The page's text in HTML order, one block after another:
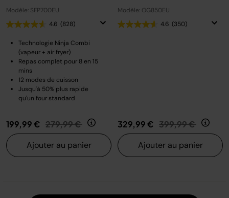
Modèle: SFP700EU
4.6 (828)
Technologie Ninja Combi
(vapeur + air fryer)
Repas complet pour 8 en 15
mins
12 modes de cuisson
Jusqu'à 50% plus rapide
qu'un four standard
199,99 € Prix réduit de
279,99 € au
Ajouter au panier
Modèle: OG850EU
4.6 (350)
329,99 € Prix réduit de
399,99 € au
Ajouter au panier